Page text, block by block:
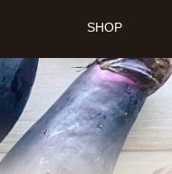
SHOP